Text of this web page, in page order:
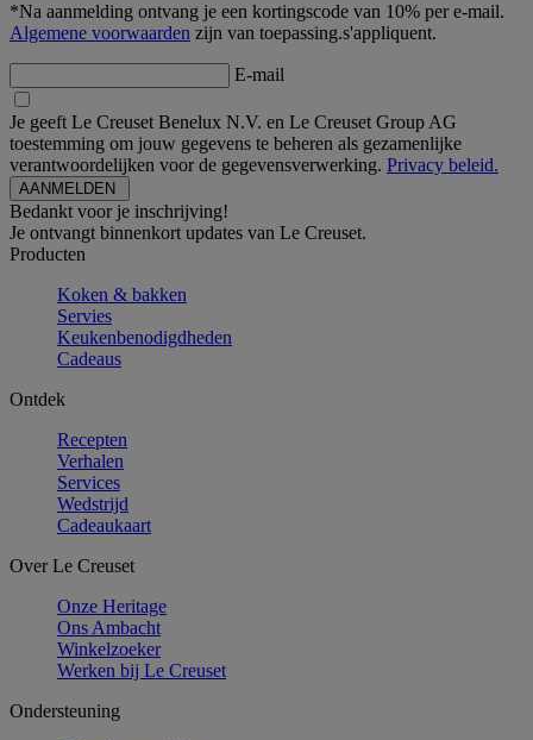
*Na aanmelding ontvang je een kortingscode van 10% per e-mail.
Algemene voorwaarden zijn van toepassing.s'appliquent.
E-mail
Je geeft Le Creuset Benelux N.V. en Le Creuset Group AG
toestemming om jouw gegevens te beheren als gezamenlijke
verantwoordelijken voor de gegevensverwerking. Privacy beleid.
Bedankt voor je inschrijving!
Je ontvangt binnenkort updates van Le Creuset.
Producten
Koken & bakken
Servies
Keukenbenodigdheden
Cadeaus
Ontdek
Recepten
Verhalen
Services
Wedstrijd
Cadeaukaart
Over Le Creuset
Onze Heritage
Ons Ambacht
Winkelzoeker
Werken bij Le Creuset
Ondersteuning